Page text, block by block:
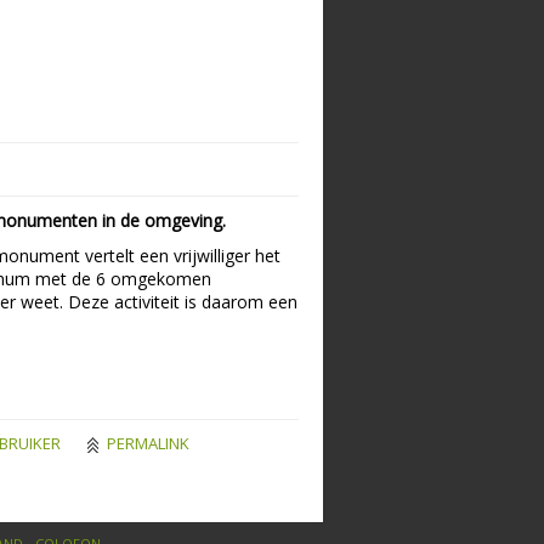
in de omgeving.
vertelt een vrijwilliger het
met de 6 omgekomen
weet. Deze activiteit is daarom een
PERMALINK